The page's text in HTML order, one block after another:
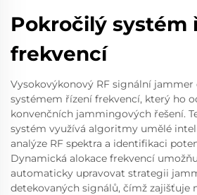
Pokročilý systém
frekvencí
Vysokovýkonový RF signální
systémem řízení frekvencí, který ho
konvenčních jammingových řešení.
systém využívá algoritmy umělé
analýze RF spektra a identifikaci
Dynamická alokace frekvencí
automaticky upravovat strategii
detekovaných signálů, čímž zajišťuje